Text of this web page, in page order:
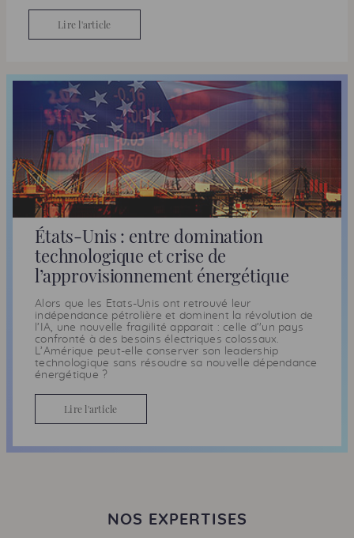
Lire l'article
États-Unis : entre domination
technologique et crise de
l’approvisionnement énergétique
Alors que les Etats-Unis ont retrouvé leur
indépendance pétrolière et dominent la révolution de
l’IA, une nouvelle fragilité apparait : celle d’'un pays
confronté à des besoins électriques colossaux.
L’Amérique peut-elle conserver son leadership
technologique sans résoudre sa nouvelle dépendance
énergétique ?
Lire l'article
NOS EXPERTISES